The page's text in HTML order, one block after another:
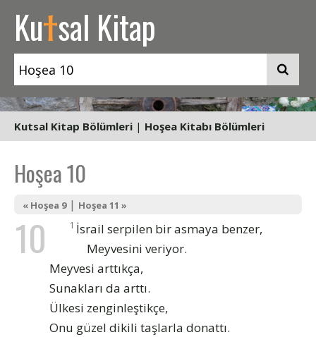
Kutsal Kitap
Kutsal Kitap Bölümleri | Hoşea Kitabı Bölümleri
Hoşea 10
« Hoşea 9| Hoşea 11 »
10 1 İsrail serpilen bir asmaya benzer,
Meyvesini veriyor.
Meyvesi arttıkça,
Sunakları da arttı.
Ülkesi zenginleştikçe,
Onu güzel dikili taşlarla donattı.